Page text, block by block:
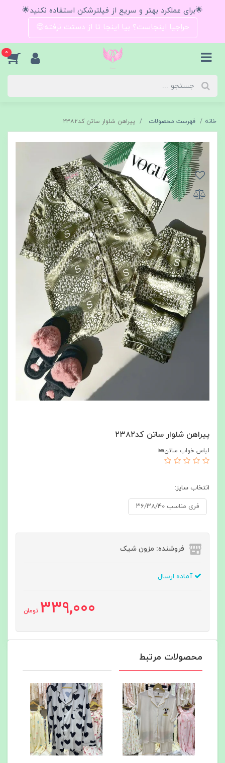
🌟برای عملکرد بهتر و سریع از فیلترشکن استفاده نکنید🌟
حراجیا اینجاست؟ بیا اینجا تا از دستت نرفته😍
0
خانه فهرست محصولات پیراهن شلوار ساتن کد۲۳۸۲
پیراهن شلوار ساتن کد۲۳۸۲
لباس خواب ساتن🛌
انتخاب سایز:
فری مناسب ۳۶/۳۸/۴۰
فروشنده: مزون شیک
آماده ارسال
339,000 تومان
محصولات مرتبط